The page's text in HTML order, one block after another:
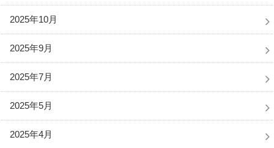
2025年10月
2025年9月
2025年7月
2025年5月
2025年4月